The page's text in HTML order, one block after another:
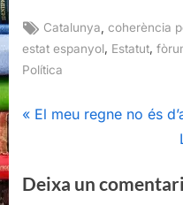
Tags:
Catalunya ,coherència
estat espanyol, Estatut,
Política
Navegació
P
v
El meu regne no és
x
Deixa un comentari